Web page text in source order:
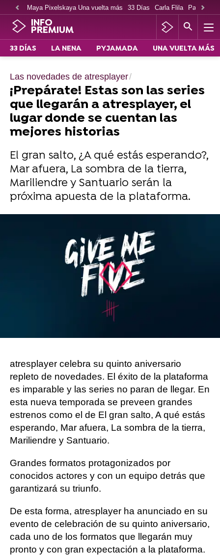
Maya Pixelskaya Una vuelta más 33 Días Carla Flila Paco
INFO
PREMIUM
33 DÍAS LA NENA PYJAMADA UNA VUELTA MÁS
Las novedades de atresplayer
¡Prepárate! Estas son las series
que llegarán a atresplayer, el
lugar donde se cuentan las
mejores historias
El gran salto, ¿A qué estás esperando?,
Mar afuera, La sombra de la tierra,
Mariliendre y Santuario serán la
próxima apuesta de la plataforma.
Carlota Galdón
03 de junio de 2024, 21:53
atresplayer celebra su quinto aniversario
repleto de novedades. El éxito de la plataforma
es imparable y las series no paran de llegar. En
esta nueva temporada se preveen grandes
estrenos como el de El gran salto, A qué estás
esperando, Mar afuera, La sombra de la tierra,
Mariliendre y Santuario.
Grandes formatos protagonizados por
conocidos actores y con un equipo detrás que
garantizará su triunfo.
De esta forma, atresplayer ha anunciado en su
evento de celebración de su quinto aniversario,
cada uno de los formatos que llegarán muy
pronto y con gran expectación a la plataforma.